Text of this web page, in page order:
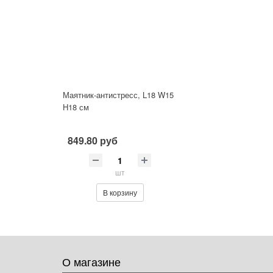
Маятник-антистресс, L18 W15
H18 см
849.80 руб
шт
В корзину
О магазине